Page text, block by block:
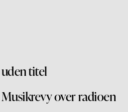
uden titel
Musikrevy over radioen